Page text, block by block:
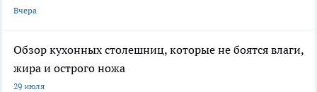
Вчера
Обзор кухонных столешниц, которые не боятся влаги,
жира и острого ножа
29 июля